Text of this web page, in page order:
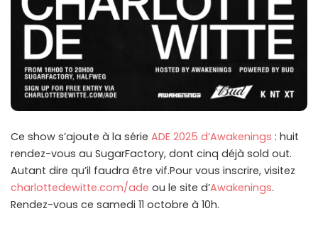
Ce show s’ajoute à la série ADE 2025 d’Awakenings : huit
rendez-vous au SugarFactory, dont cinq déjà sold out.
Autant dire qu’il faudra être vif.Pour vous inscrire, visitez
charlottedewitte.com/ade ou le site d’Awakenings.
Rendez-vous ce samedi 11 octobre à 10h.